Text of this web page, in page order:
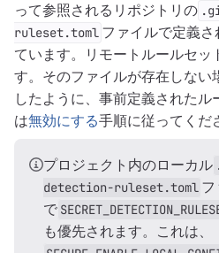
って参照されるリポジトリの
ruleset.toml ファイルで定義
ています。リモートルールセ
す。そのファイルが存在しない
したように、事前定義されたル
は無効にする手順に従ってくだ
プロジェクト内のローカル
detection-ruleset.toml フ
で
も優先されます。これは、